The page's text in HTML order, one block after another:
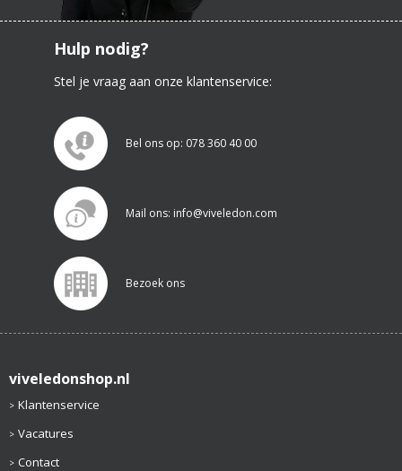
Hulp nodig?
Stel je vraag aan onze klantenservice:
Bel ons op: 078 360 40 00
Mail ons: info@viveledon.com
Bezoek ons
viveledonshop.nl
Klantenservice
Vacatures
Contact